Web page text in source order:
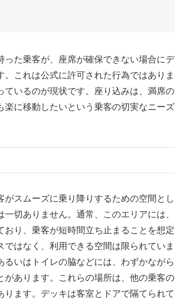
た乗客が、座席が確保できない場合にデ
これは公式に許可された行為ではありま
いるのが現状です。座り込みは、満席の
に移動したいという乗客の切実なニーズ
スムーズに乗り降りするための空間とし
切ありません。通常、このエリアには、
おり、乗客が短時間立ち止まることを想定
はなく、利用できる空間は限られていま
いはトイレの脇などには、わずかながら
あります。これらの場所は、他の乗客の
ます。デッキは客室とドアで隔てられて